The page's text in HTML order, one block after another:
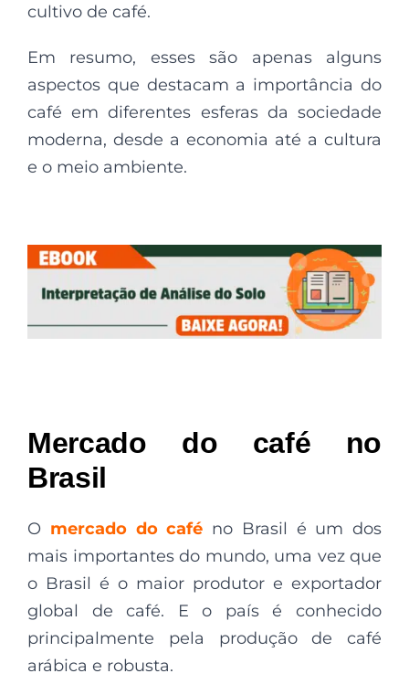
cultivo de café.
Em resumo, esses são apenas alguns
aspectos que destacam a importância do
café em diferentes esferas da sociedade
moderna, desde a economia até a cultura
e o meio ambiente.
Mercado do café no
Brasil
O mercado do café no Brasil é um dos
mais importantes do mundo, uma vez que
o Brasil é o maior produtor e exportador
global de café. E o país é conhecido
principalmente pela produção de café
arábica e robusta.